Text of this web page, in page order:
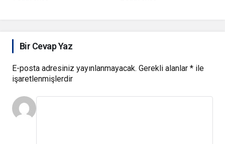
Bir Cevap Yaz
E-posta adresiniz yayınlanmayacak. Gerekli alanlar * ile
işaretlenmişlerdir